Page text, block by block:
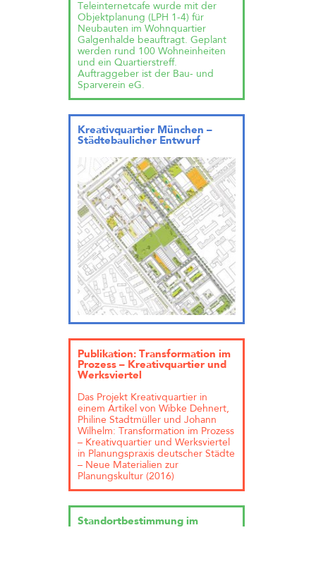
Teleinternetcafe wurde mit der
Objektplanung (LPH 1-4) für
Neubauten im Wohnquartier
Galgenhalde beauftragt. Geplant
werden rund 100 Wohneinheiten
und ein Quartierstreff.
Auftraggeber ist der Bau- und
Sparverein eG.
Kreativquartier München –
Städtebaulicher Entwurf
Publikation: Transformation im
Prozess – Kreativquartier und
Werksviertel
Das Projekt Kreativquartier in
einem Artikel von Wibke Dehnert,
Philine Stadtmüller und Johann
Wilhelm: Transformation im Prozess
– Kreativquartier und Werksviertel
in Planungspraxis deutscher Städte
– Neue Materialien zur
Planungskultur (2016)
Standortbestimmung im